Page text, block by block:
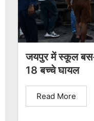
जयपुर में स्कूल बस-
18 बच्चे घायल
Read More